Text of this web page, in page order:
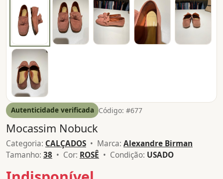
Autenticidade verificada Código: #677
Mocassim Nobuck
Categoria: CALÇADOS • Marca: Alexandre Birman
Tamanho: 38 • Cor: ROSÊ • Condição: USADO